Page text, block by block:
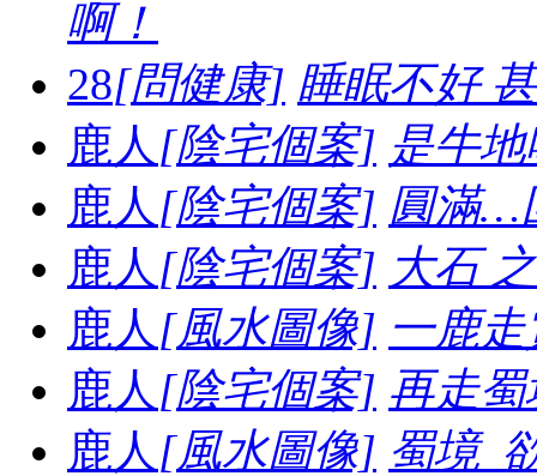
啊！
28[問健康] 睡眠不好
鹿人 [陰宅個案] 是牛
鹿人 [陰宅個案] 圓滿…
鹿人 [陰宅個案] 大石
鹿人 [風水圖像] 一鹿
鹿人 [陰宅個案] 再走
鹿人 [風水圖像] 蜀境_